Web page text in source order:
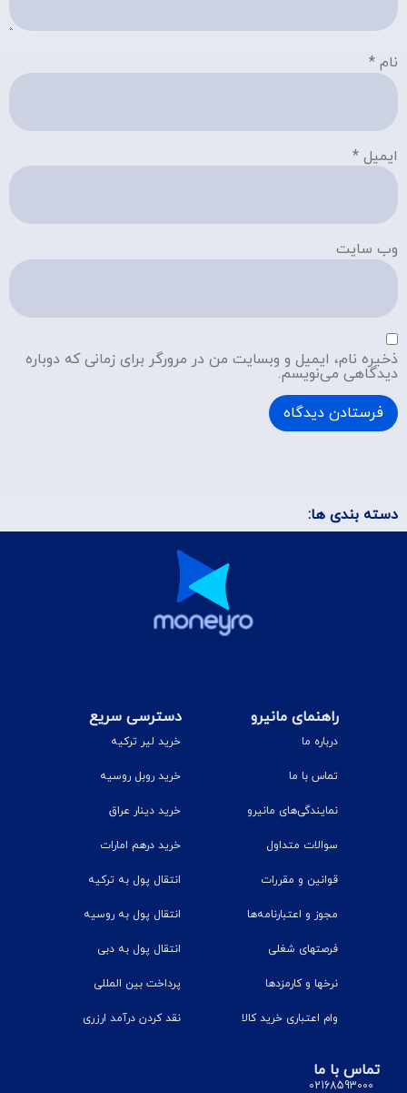
نام *
ایمیل *
وب‌ سایت
ذخیره نام، ایمیل و وبسایت من در مرورگر برای زمانی که دوباره
دیدگاهی می‌نویسم.
دسته بندی ها:
راهنمای مانیرو
درباره ما
تماس با ما
نمایندگی‌های مانیرو
سوالات متداول
قوانین و مقررات
مجوز و اعتبارنامه‌ها
فرصتهای شغلی
نرخ‎ها و کارمزدها
وام اعتباری خرید کالا
دسترسی سریع
خرید لیر ترکیه
خرید روبل روسیه
خرید دینار عراق
خرید درهم امارات
انتقال پول به ترکیه
انتقال پول به روسیه
انتقال پول به دبی
پرداخت بین المللی
نقد کردن درآمد ارزری
تماس با ما
02168593000